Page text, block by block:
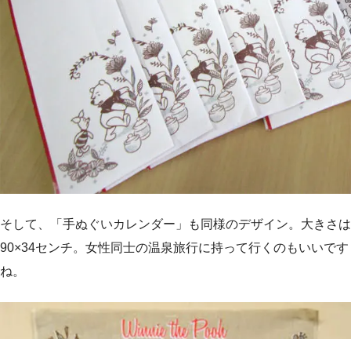
そして、「手ぬぐいカレンダー」も同様のデザイン。大きさは
90×34センチ。女性同士の温泉旅行に持って行くのもいいです
ね。